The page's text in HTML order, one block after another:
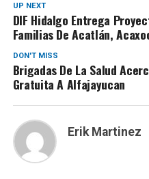
UP NEXT
DIF Hidalgo Entrega
Familias De Acatlán,
DON'T MISS
Brigadas De La Salud
Gratuita A Alfajayucan
Erik Martinez